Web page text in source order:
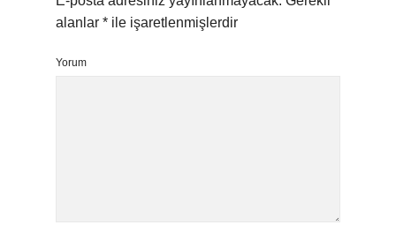
alanlar * ile işaretlenmişlerdir
Yorum